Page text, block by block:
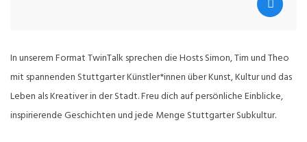
In unserem Format TwinTalk sprechen die Hosts Simon, Tim und Theo
mit spannenden Stuttgarter Künstler*innen über Kunst, Kultur und das
Leben als Kreativer in der Stadt. Freu dich auf persönliche Einblicke,
inspirierende Geschichten und jede Menge Stuttgarter Subkultur.